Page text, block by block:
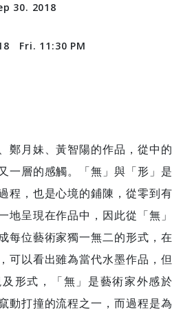
30. 2018
Fri. 11:30 PM
鄭月妹、黃智陽的作品，從中的
一層的感觸。「無」與「形」是
程，也是心境的鋪陳，從零到有
地呈現在作品中，因此從「無」
每位藝術家獨一無二的形式，在
可以看出雖為當代水墨作品，但
形式，「無」是藝術家外感於
動打撞的流程之一，而過程是為